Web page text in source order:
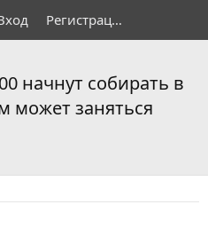
Регистрация
начнут собирать в
может заняться